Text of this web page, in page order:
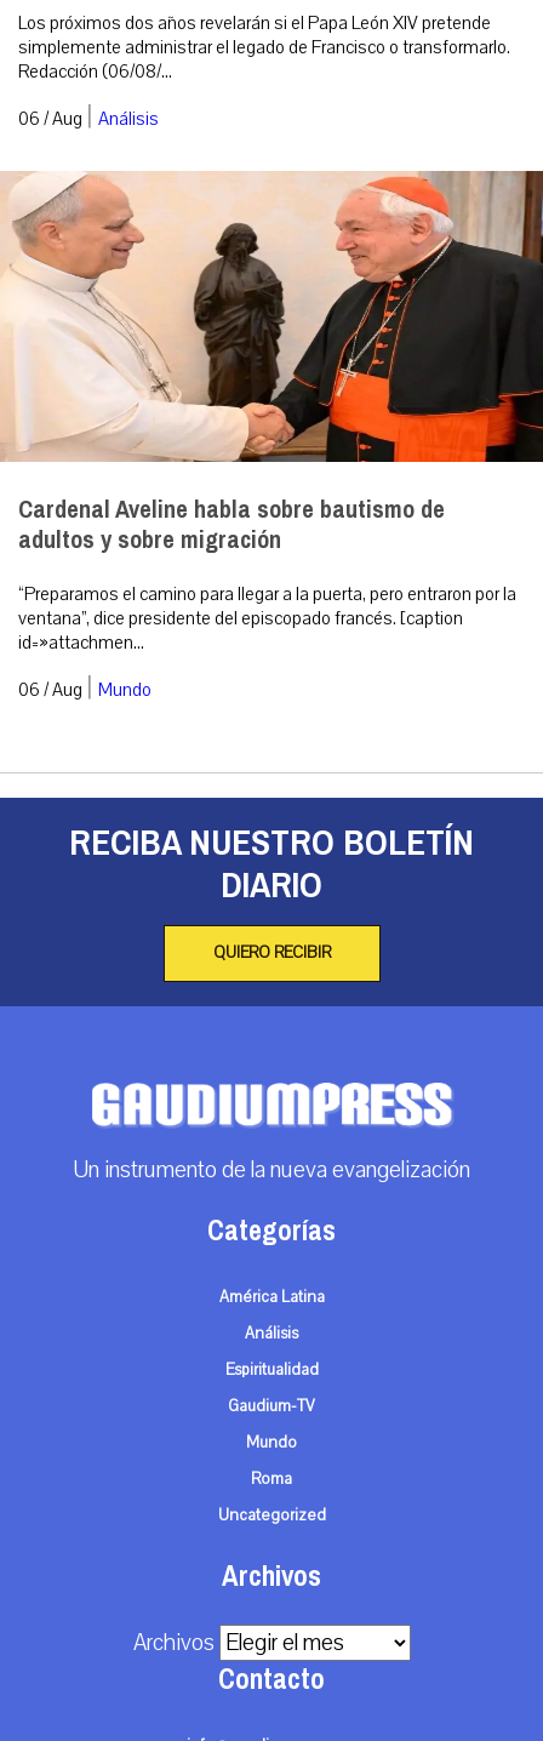
Los próximos dos años revelarán si el Papa León XIV pretende
simplemente administrar el legado de Francisco o transformarlo.
Redacción (06/08/...
06 / Aug | Análisis
Cardenal Aveline habla sobre bautismo de
adultos y sobre migración
“Preparamos el camino para llegar a la puerta, pero entraron por la
ventana”, dice presidente del episcopado francés. [caption
id=»attachmen...
06 / Aug | Mundo
RECIBA NUESTRO BOLETÍN
DIARIO
QUIERO RECIBIR
Un instrumento de la nueva evangelización
Categorías
América Latina
Análisis
Espiritualidad
Gaudium-TV
Mundo
Roma
Uncategorized
Archivos
Archivos
Contacto